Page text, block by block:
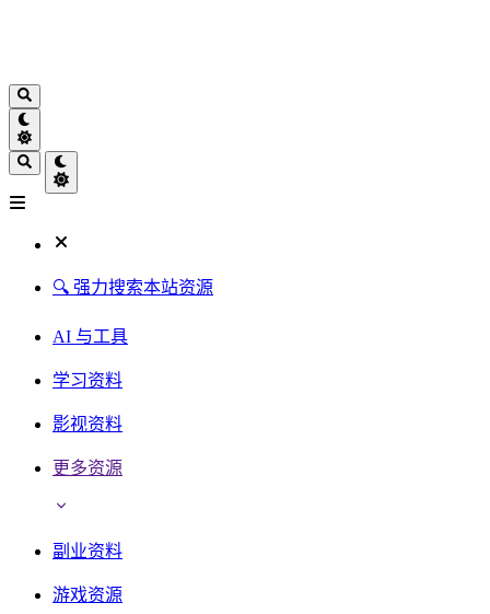
🔍 强力搜索本站资源
AI 与工具
学习资料
影视资料
更多资源
副业资料
游戏资源